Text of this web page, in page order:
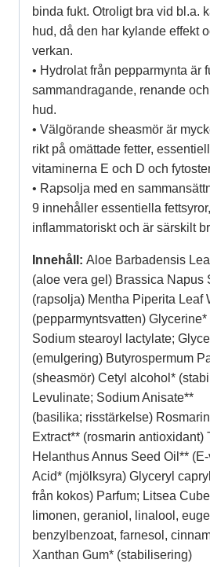
binda fukt. Otroligt bra vid bl.a.
hud, då den har kylande effekt
verkan.
• Hydrolat från pepparmynta är
sammandragande, renande
hud.
• Välgörande sheasmör är
rikt på omättade fetter,
vitaminerna E och D och
• Rapsolja med en
9 innehåller essentiella
inflammatoriskt och är särskilt
Innehåll: Aloe Barbadensis
(aloe vera gel) Brassica Napus
(rapsolja) Mentha Piperita Leaf
(pepparmyntsvatten)
Sodium stearoyl lactylate;
(emulgering) Butyrospermum
(sheasmör) Cetyl alcohol*
Levulinate; Sodium Anisate**
(basilika; risstärkelse)
Extract** (rosmarin antioxidant)
Helanthus Annus Seed Oil**
Acid* (mjölksyra) Glyceryl
från kokos) Parfum; Litsea
limonen, geraniol, linalool,
benzylbenzoat, farnesol,
Xanthan Gum* (stabilisering)